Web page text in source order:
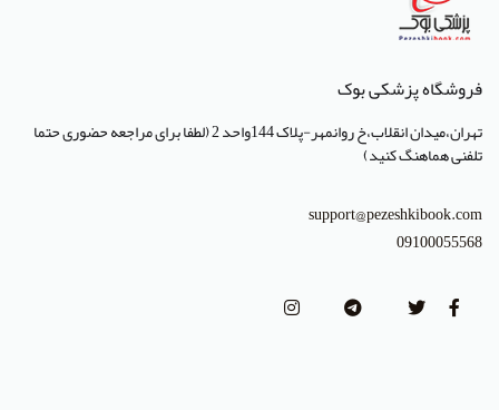
انتشارات تیمورزاده
انتشارات پرستش
انتشارات Wiley-Blackwell
انتشارات آثار سبحان
فروشگاه پزشکی بوک
تهران،میدان انقلاب،خ روانمهر-پلاک 144واحد 2 (لطفا برای مراجعه حضوری حتما
تلفنی هماهنگ کنید)
support@pezeshkibook.com
09100055568